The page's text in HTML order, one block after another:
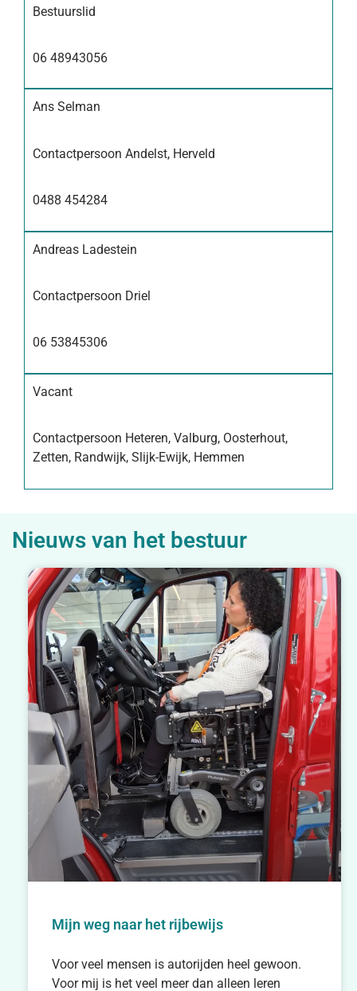
Bestuurslid
06 48943056
Ans Selman
Contactpersoon Andelst, Herveld
0488 454284
Andreas Ladestein
Contactpersoon Driel
06 53845306
Vacant
Contactpersoon Heteren, Valburg, Oosterhout,
Zetten, Randwijk, Slijk-Ewijk, Hemmen
Nieuws van het bestuur
Mijn weg naar het rijbewijs
Voor veel mensen is autorijden heel gewoon.
Voor mij is het veel meer dan alleen leren